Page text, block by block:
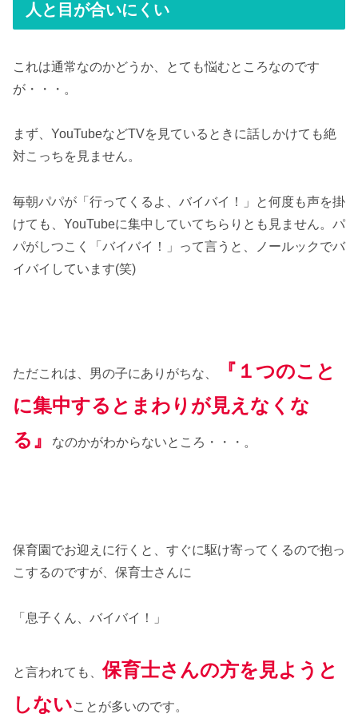
人と目が合いにくい
これは通常なのかどうか、とても悩むところなのです
が・・・。
まず、YouTubeなどTVを見ているときに話しかけても絶
対こっちを見ません。
毎朝パパが「行ってくるよ、バイバイ！」と何度も声を掛
けても、YouTubeに集中していてちらりとも見ません。パ
パがしつこく「バイバイ！」って言うと、ノールックでバ
イバイしています(笑)
ただこれは、男の子にありがちな、
『１つのこと
に集中するとまわりが見えなくな
る』
なのかがわからないところ・・・。
保育園でお迎えに行くと、すぐに駆け寄ってくるので抱っ
こするのですが、保育士さんに
「息子くん、バイバイ！」
と言われても、保育士さんの方を見ようと
しないことが多いのです。